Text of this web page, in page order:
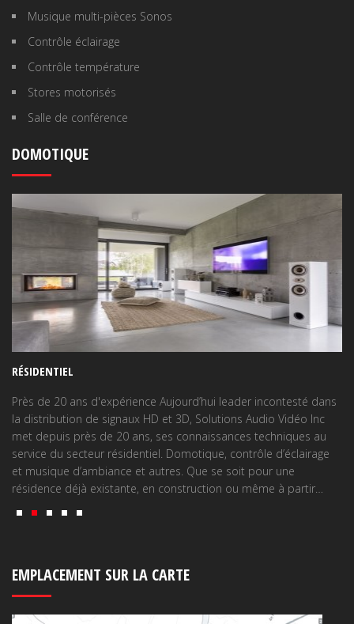
Musique multi-pièces Sonos
Contrôle éclairage
Contrôle température
Stores motorisés
Salle de conférence
DOMOTIQUE
RÉSIDENTIEL
Près de 20 ans d'expérience Aujourd’hui leader incontesté dans
la distribution de signaux HD et 3D, Solutions Audio Vidéo Inc
met depuis près de 20 ans, ses connaissances techniques au
service du secteur résidentiel. Domotique, contrôle d’éclairage
et musique d’ambiance et autres. Que se soit pour une
résidence déjà existante, en construction ou même à partir…
EMPLACEMENT SUR LA CARTE